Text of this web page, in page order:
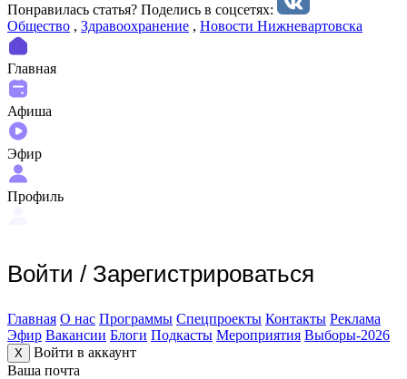
Понравилась статья? Поделиcь в соцсетях:
Общество , Здравоохранение , Новости Нижневартовска
Главная
Афиша
Эфир
Профиль
Войти / Зарегистрироваться
Главная О нас Программы Спецпроекты Контакты Реклама
Эфир Вакансии Блоги Подкасты Мероприятия Выборы-2026
X
Войти в аккаунт
Ваша почта